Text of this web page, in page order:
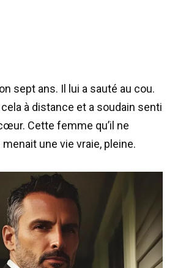
sept ans. Il lui a sauté au cou.
à distance et a soudain senti
Cette femme qu’il ne
une vie vraie, pleine.